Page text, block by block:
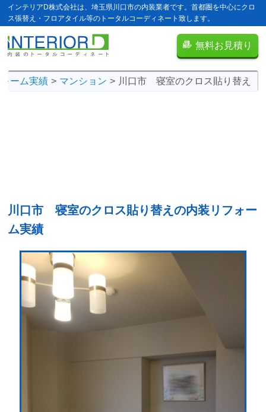
インテリアD株式会社は、埼玉県川口市の内装業者です。首都圏を中心にクロ
ス張替え・フロアタイル等のトータルコーディネート致します。
無料お見積り
ーム実績 マンション 川口市 寝室のクロス貼り替え
川口市 寝室のクロス貼り替えの内装リフォー
ム実績